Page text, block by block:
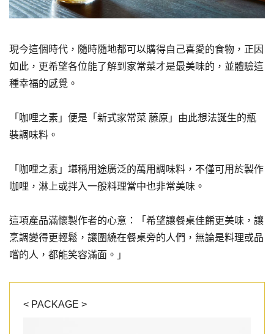
< PACKAGE >
現今這個時代，隨時隨地都可以購得自己喜愛的食物，正因
如此，更希望各位能了解到家常菜才是最美味的，並體驗這
種幸福的感覺。
「咖哩之素」便是「新式家常菜 藤原」由此想法誕生的瓶
裝調味料。
「咖哩之素」堪稱用途廣泛的萬用調味料，不僅可用於製作
咖哩，淋上或拌入一般料理當中也非常美味。
這項產品滿懷製作者的心意：「希望讓餐桌佳餚更美味，讓
烹調變得更輕鬆，讓圍繞在餐桌旁的人們，無論是料理或品
嚐的人，都能笑容滿面。」